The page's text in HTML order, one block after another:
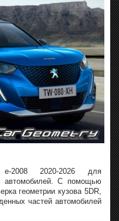
2008 2020-2026 для
автомобилей. С помощью
геометрии кузова 5DR,
частей автомобилей